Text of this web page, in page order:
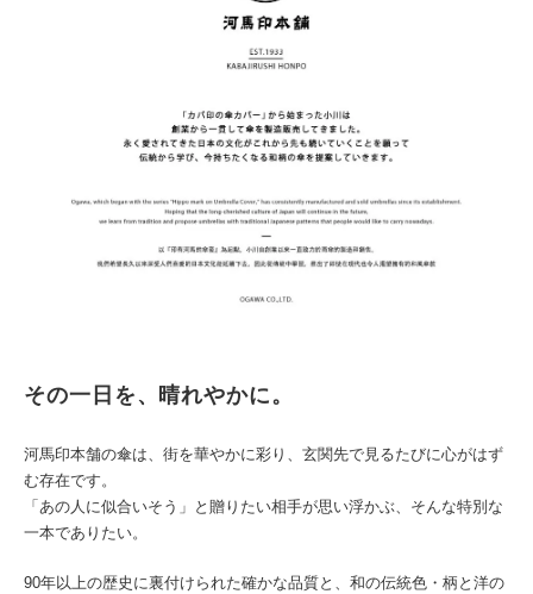
その一日を、晴れやかに。
河馬印本舗の傘は、街を華やかに彩り、玄関先で見るたびに心がはず
む存在です。
「あの人に似合いそう」と贈りたい相手が思い浮かぶ、そんな特別な
一本でありたい。
90年以上の歴史に裏付けられた確かな品質と、和の伝統色・柄と洋の